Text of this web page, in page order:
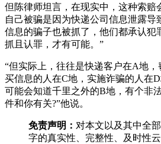
但陈律师坦言，在现实中，这种索赔
自己被骗是因为快递公司信息泄露导
信息的骗子也被抓了，他们都承认犯
抓且认罪，才有可能。”
“但实际上，往往是快递客户在A地，
买信息的人在C地，实施诈骗的人在
可能会知道千里之外的B地，有个非
件和你有关?”他说。
免责声明： 对本文以及其中全
字的真实性、完整性、及时性